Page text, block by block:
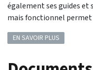
également ses guides et
mais fonctionnel
EN SAVOIR PLUS